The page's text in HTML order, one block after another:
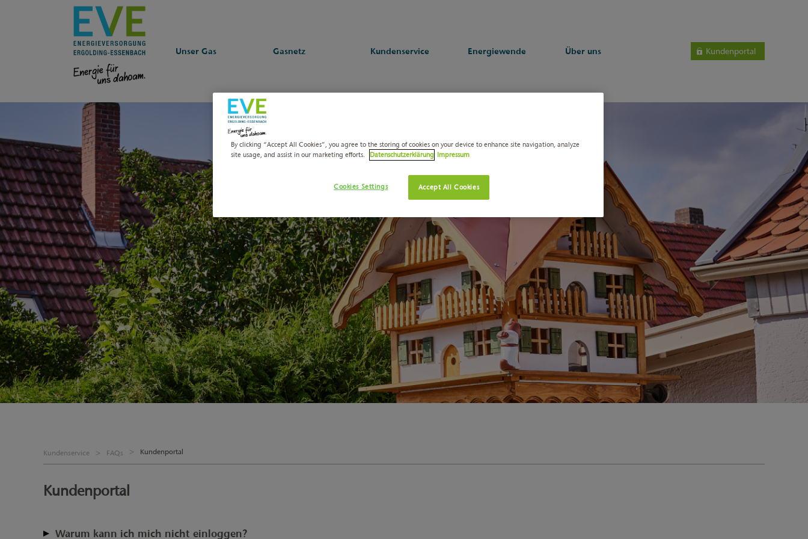
Unser Gas Gasnetz Kundenservice Energiewende Über uns Kundenportal
Kundenservice FAQs Kundenportal
Kundenportal
Warum kann ich mich nicht einloggen?
By clicking “Accept All Cookies”, you agree to the storing of cookies on your device to enhance site navigation, analyze
site usage, and assist in our marketing efforts.
Datenschutzerklärung Impressum
Cookies Settings Accept All Cookies